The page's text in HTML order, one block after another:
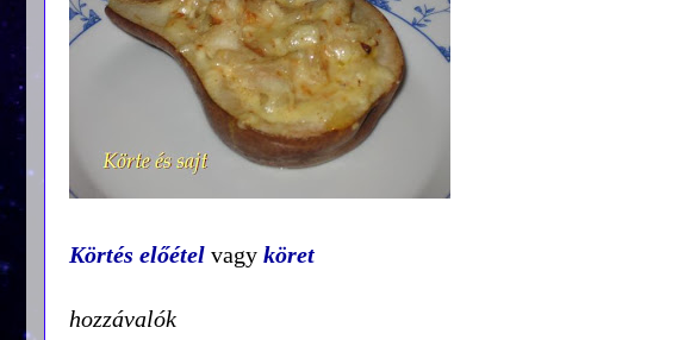
Körtés előétel vagy köret
hozzávalók